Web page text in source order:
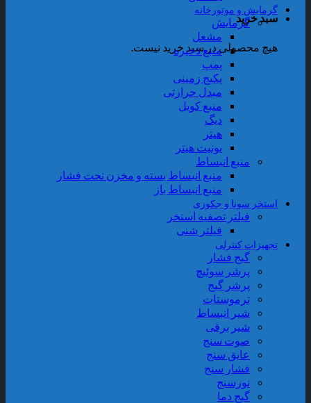
خرید
محصولی در سبد خرید نیست.
و موتورخانه
گرمایش
مشعل
منبع ذخیره
پکیج زمینی
مبدل حرارتی
منبع کویل
یونیت هیتر
منبع انبساط
منبع انبساط بسته و مخزن تحت فشار
منبع انبساط باز
سونا و جکوزی
فیلتر تصفیه استخر
فیلتر شنی
کنترلی
گیج فشار
پرشر سوئیچ
پرشر گیج
ترموستات
شیر انبساط
شیر برقی
صوت سنج
عایق سنج
فشار سنج
نورسنج
گیج دما